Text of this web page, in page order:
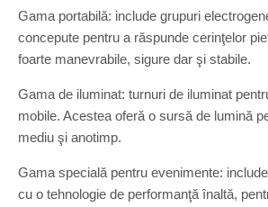
Gama portabilă: include grupuri
concepute pentru a răspunde cerinţelor
foarte manevrabile, sigure dar şi stabile.
Gama de iluminat: turnuri de iluminat
mobile. Acestea oferă o sursă de lumină
mediu şi anotimp.
Gama specială pentru evenimente:
cu o tehnologie de performanţă înaltă,